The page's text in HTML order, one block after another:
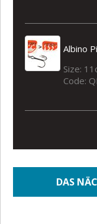
Albino
Size:
Code:
DAS